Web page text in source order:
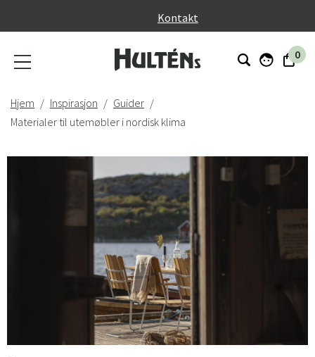
Kontakt
0
Hjem Inspirasjon
Guider
Materialer til utemøbler i nordisk klima